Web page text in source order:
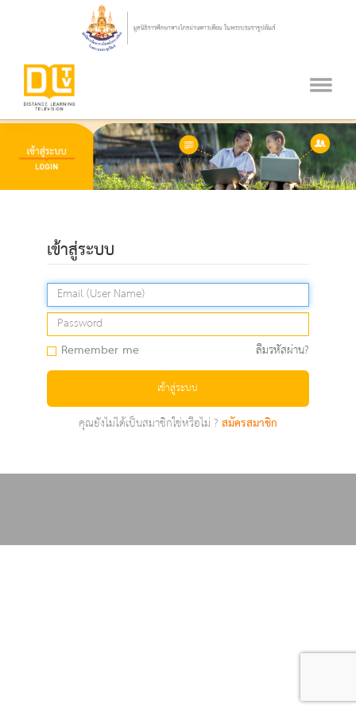
เข้าสู่ระบบ
Remember me ลืมรหัสผ่าน?
เข้าสู่ระบบ
คุณยังไม่ได้เป็นสมาชิกใช่หรือไม่ ?สมัครสมาชิก